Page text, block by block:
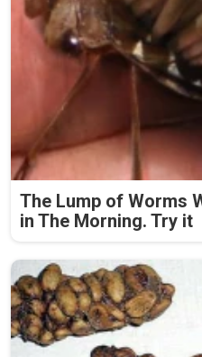
The Lump of Worms
in The Morning. Try it